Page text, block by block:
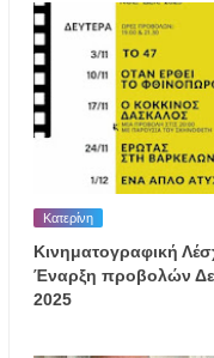
Κατερίνη
Κινηματογραφική
Έναρξη προβολών
2025